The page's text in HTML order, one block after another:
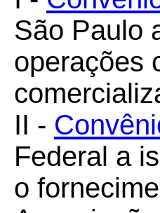
São Paulo
operações
II -
Federal a
o